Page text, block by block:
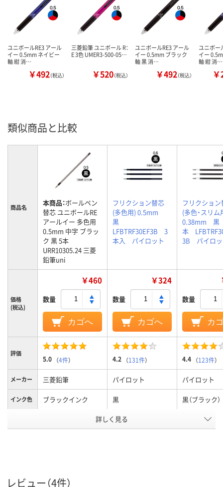
ユニボールRE3 アール
イー 0.5mm ネイビー
軸 紺 消…
￥492（税込）
三菱鉛筆 ユニボール R：
E 3色 UMER3-500-05…
￥520（税込）
ユニボールRE3 アール
イー 0.5mm ブラック
軸 黒 消…
￥492（税込）
ユニボー
イー
軸 紺 消…
類似商品と比較
商品名 本商品：ボールペン
替芯 ユニボールRE
アールイー 多色用
0.5mm 中字 ブラッ
ク 黒 5本
URR10305.24 三菱
鉛筆uni
フリクション替芯
(多色用) 0.5mm
黒
LFBTRF30EF3B 3
本入 パイロット
フリクション
(多色・スリ
0.38mm
本
3B パイロ
価格
(税込)
￥460
数量
カゴへ
￥324
数量
カゴへ
数量
カ
評価
5.0 （4件） 4.2 （131件） 4.4 （123件）
メーカー 三菱鉛筆 パイロット パイロット
インク色 ブラックインク 黒 黒（ブラック）
0.5mm 0.38mm、
詳しく見る
レビュー（4件）